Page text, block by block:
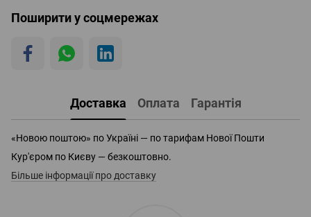
Поширити у соцмережах
Доставка Оплата Гарантія
«Новою поштою» по Україні — по тарифам Нової Пошти
Кур'єром по Києву — безкоштовно.
Більше інформації про доставку